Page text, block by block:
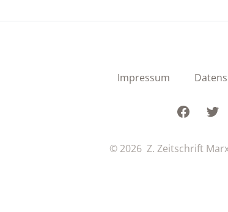
Impressum
Facebook
© 2026 Z. Zeitschrift